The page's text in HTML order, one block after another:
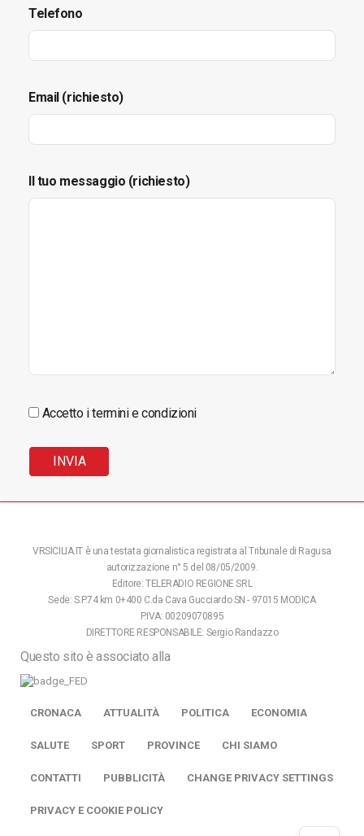
Telefono
Email (richiesto)
Il tuo messaggio (richiesto)
Accetto i termini e condizioni
VRSICILIA.IT è una testata giornalistica registrata al Tribunale di Ragusa
autorizzazione n° 5 del 08/05/2009.
Editore: TELERADIO REGIONE SRL
Sede: S.P.74 km 0+400 C.da Cava Gucciardo SN - 97015 MODICA
P.IVA: 00209070895
DIRETTORE RESPONSABILE: Sergio Randazzo
Questo sito è associato alla
CRONACA ATTUALITÀ POLITICA ECONOMIA
SALUTE SPORT PROVINCE CHI SIAMO
CONTATTI PUBBLICITÀ CHANGE PRIVACY SETTINGS
PRIVACY E COOKIE POLICY